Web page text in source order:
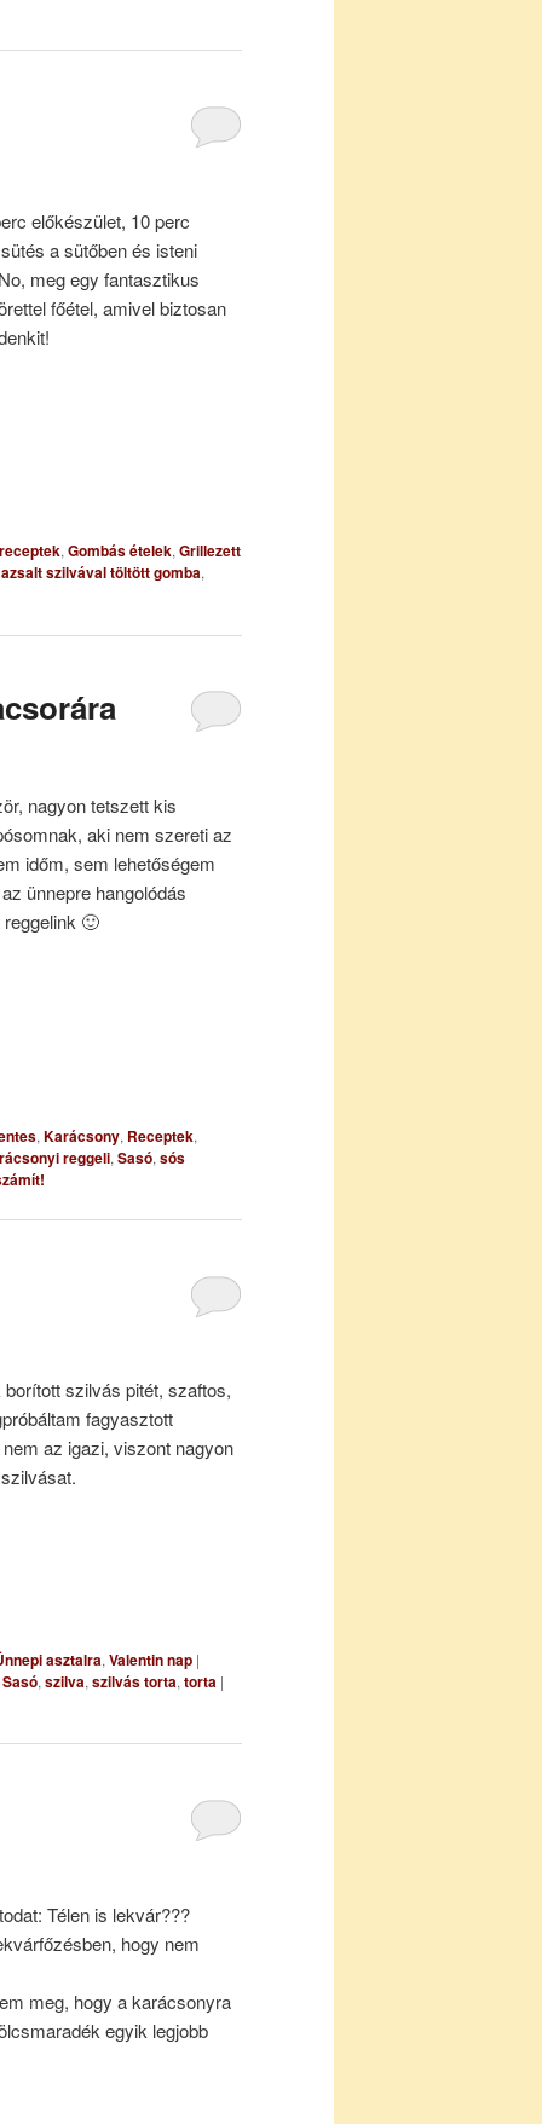
előkészület, 10 perc
a sütőben és isteni
meg egy fantasztikus
főétel, amivel biztosan
, Gombás ételek, Grillezett
azsalt szilvával töltött gomba,
nagyon tetszett kis
aki nem szereti az
időm, sem lehetőségem
ünnepre hangolódás
🙂
, Karácsony, Receptek,
reggeli, Sasó, sós
szilvás pitét, szaftos,
fagyasztott
az igazi, viszont nagyon
asztalra, Valentin nap |
Sasó, szilva, szilvás torta, torta |
Télen is lekvár???
hogy nem
meg, hogy a karácsonyra
egyik legjobb